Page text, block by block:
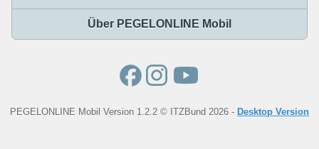
Über PEGELONLINE Mobil
PEGELONLINE Mobil Version 1.2.2 © ITZBund 2026 - Desktop Version